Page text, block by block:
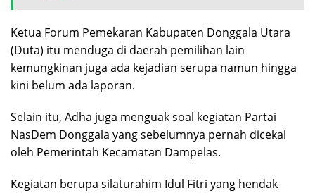
Ketua Forum Pemekaran Kabupaten Donggala Utara
(Duta) itu menduga di daerah pemilihan lain
kemungkinan juga ada kejadian serupa namun hingga
kini belum ada laporan.
Selain itu, Adha juga menguak soal kegiatan Partai
NasDem Donggala yang sebelumnya pernah dicekal
oleh Pemerintah Kecamatan Dampelas.
Kegiatan berupa silaturahim Idul Fitri yang hendak